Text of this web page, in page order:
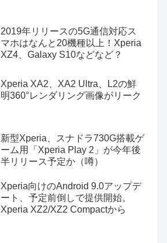
2019年リリースの5G通信対応ス
マホはなんと20機種以上！Xperia
XZ4、Galaxy S10などなど？
Xperia XA2、XA2 Ultra、L2の鮮
明360°レンダリング画像がリーク
新型Xperia、スナドラ730G搭載ゲ
ーム用「Xperia Play 2」が今年後
半リリース予定か（噂）
Xperia向けのAndroid 9.0アップデ
ート、予定前倒しで提供開始。
Xperia XZ2/XZ2 Compactから